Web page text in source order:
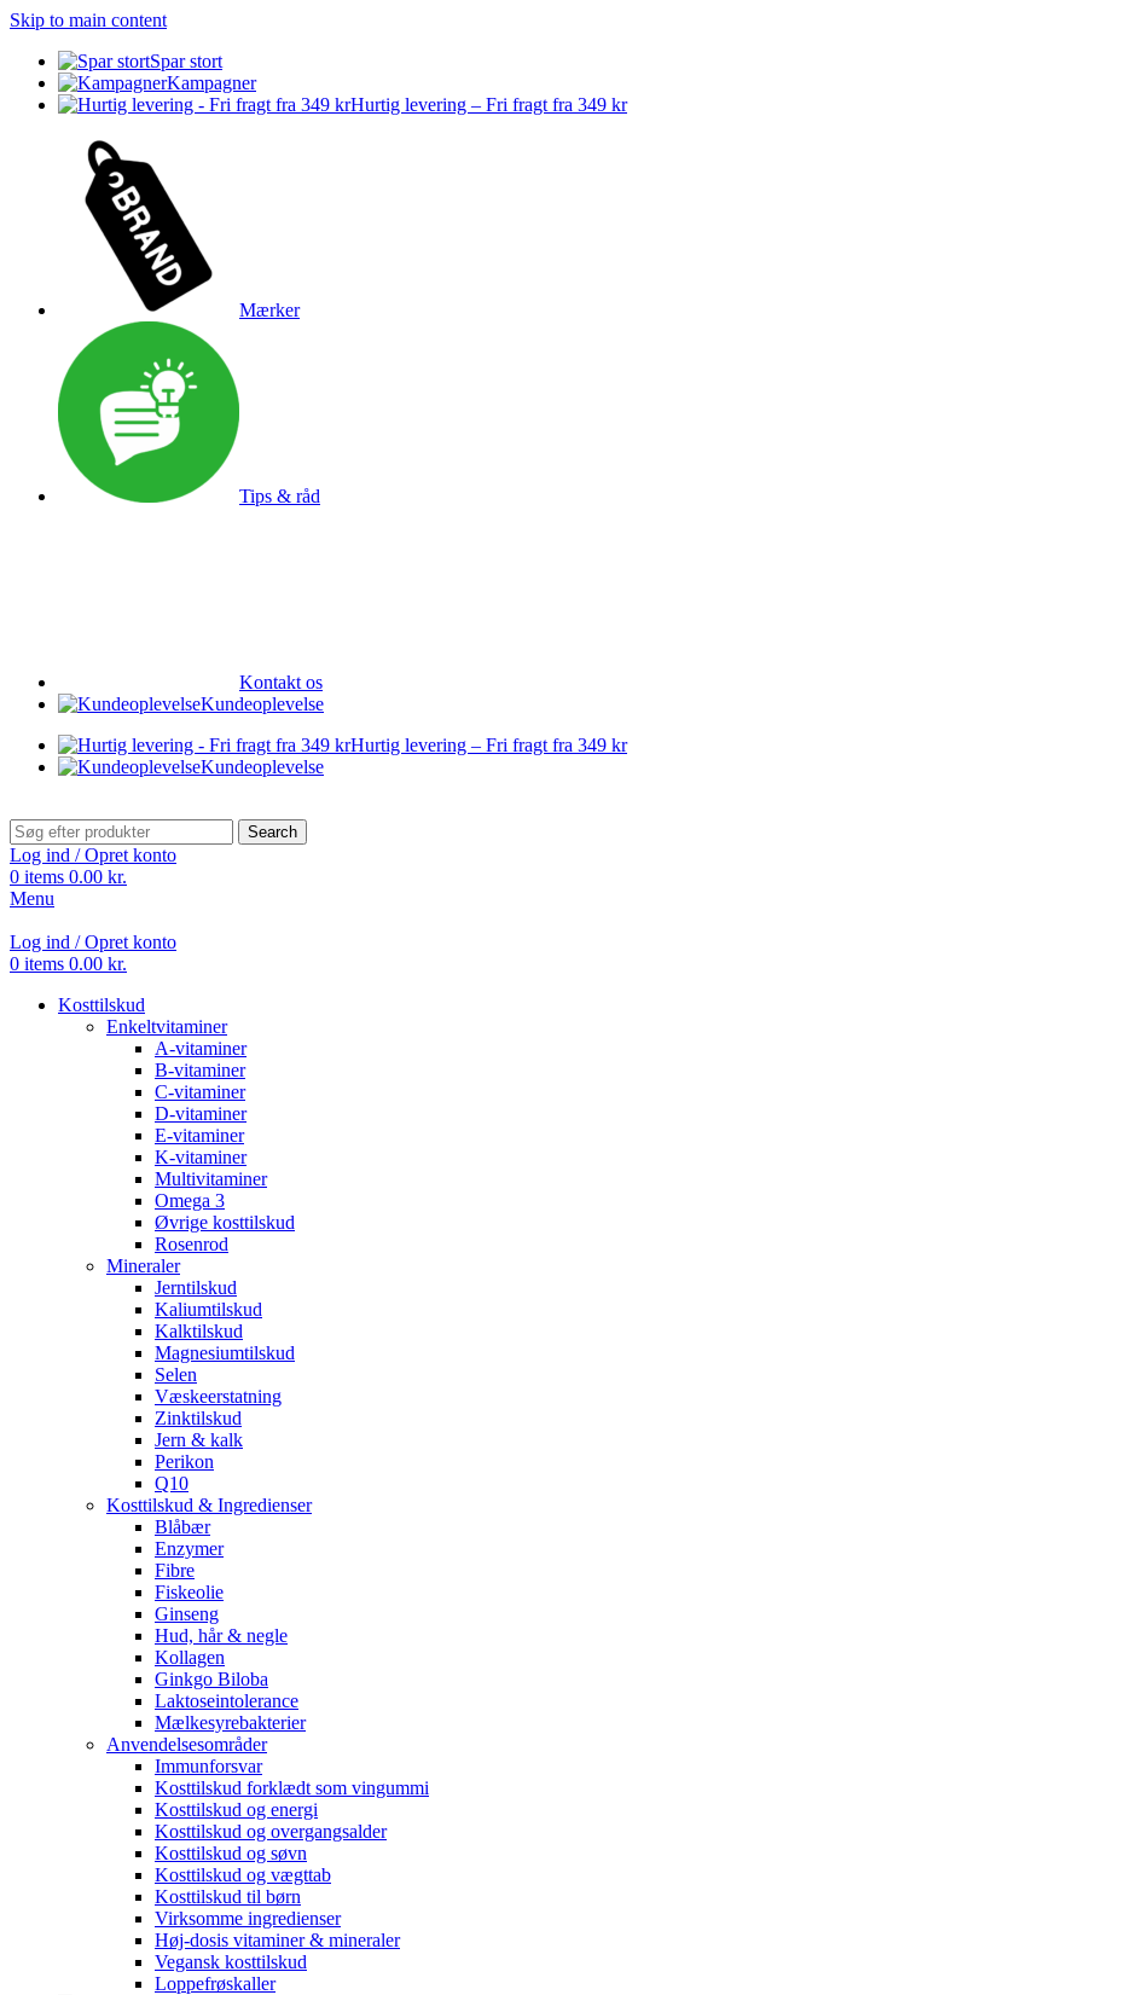
Skip to main content
Spar stort
Kampagner
Hurtig levering – Fri fragt fra 349 kr
Mærker
Tips & råd
Kontakt os
Kundeoplevelse
Hurtig levering – Fri fragt fra 349 kr
Kundeoplevelse
Search
Log ind / Opret konto
0 items 0.00 kr.
Menu
Log ind / Opret konto
0 items 0.00 kr.
Kosttilskud
Enkeltvitaminer
A-vitaminer
B-vitaminer
C-vitaminer
D-vitaminer
E-vitaminer
K-vitaminer
Multivitaminer
Omega 3
Øvrige kosttilskud
Rosenrod
Mineraler
Jerntilskud
Kaliumtilskud
Kalktilskud
Magnesiumtilskud
Selen
Væskeerstatning
Zinktilskud
Jern & kalk
Perikon
Q10
Kosttilskud & Ingredienser
Blåbær
Enzymer
Fibre
Fiskeolie
Ginseng
Hud, hår & negle
Kollagen
Ginkgo Biloba
Laktoseintolerance
Mælkesyrebakterier
Anvendelsesområder
Immunforsvar
Kosttilskud forklædt som vingummi
Kosttilskud og energi
Kosttilskud og overgangsalder
Kosttilskud og søvn
Kosttilskud og vægttab
Kosttilskud til børn
Virksomme ingredienser
Høj-dosis vitaminer & mineraler
Vegansk kosttilskud
Loppefrøskaller